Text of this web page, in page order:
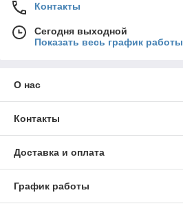
Контакты
Сегодня выходной
Показать весь график работы
О нас
Контакты
Доставка и оплата
График работы